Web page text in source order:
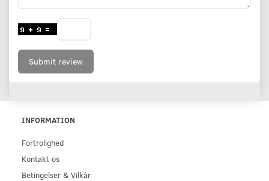
Submit review
INFORMATION
Fortrolighed
Kontakt os
Betingelser & Vilkår